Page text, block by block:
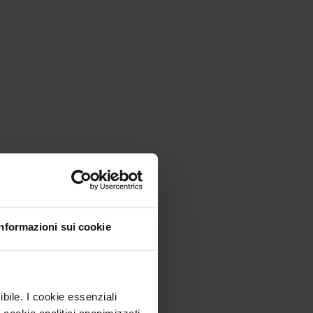
sui cookie
I cookie essenziali
le valutazioni (603)